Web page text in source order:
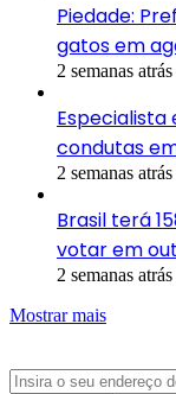
Piedade:
gatos em
2 semanas atrás
condutas
2 semanas atrás
Brasil terá
votar em
2 semanas atrás
Mostrar mais
Insira